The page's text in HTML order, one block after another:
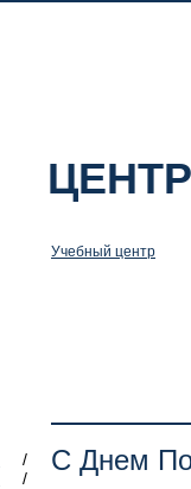
Учебный центр
/
/
С Днем